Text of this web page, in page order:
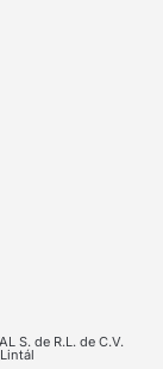
S. de R.L. de C.V.